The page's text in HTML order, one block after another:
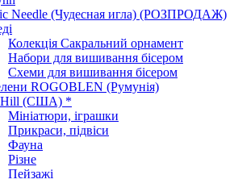
Needle (Чудесная игла) (РОЗПРОДАЖ)
Колекція Сакральний орнамент
Набори для вишивання бісером
Схеми для вишивання бісером
ROGOBLEN (Румунія)
(США) *
Мініатюри, іграшки
Прикраси, підвіси
Фауна
Різне
Пейзажі